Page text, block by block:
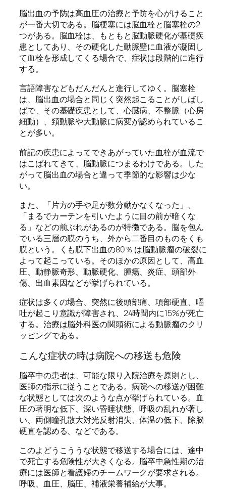
脳出血の予防は高血圧の治療と予防を心がけること
が一番大切である。脳梗塞には脳血栓と脳塞栓の2
つがある。脳血栓は、もともと脳動脈硬化が基礎疾
患としてあり、その硬化した動脈壁に血液が凝固し
て血栓を形成してくる場合で、症状は段階的に進行
する。
言語障害などもだんだんと進行してゆく。脳塞栓
は、脳出血の場合と同じく突然起こることがしばし
ばで、その基礎疾患として、心臓病、不整脈（心房
細動）、頚動脈や大動脈に病変が認められているこ
とが多い。
前記の疾患によってできあがっていた血栓が血流で
はこばれてきて、脳動脈につまるわけである。した
がって脳出血の場合と違って季節的な影響は少な
い。
また、「片方の手や足が数分動かなくなった」、
「まるでカーテンを引いたように目の前が暗くな
る」などの前ぶれがあるのが特徴である。脳を包ん
でいる三層の膜のうち、外から二番目のものをくも
膜という。くも膜下出血の80％ は脳動脈瘤の破裂に
よって起こっている。そのほかの原因として、高血
圧、動静脈奇形、動脈硬化、腫瘍、炎症、頭部外
傷、出血素因などが挙げられている。
症状は多くの場合、突然に後頭部痛、項部硬直、嘔
吐が起こり意識が障害され、24時間内に15%が死亡
する。治療は脳外科医の関頭術による動脈瘤のクリ
ッピングである。
こんな症状の時は病院への移送も危険
脳卒中の患者は、可能な限り入院治療を原則とし、
医師の指示に従うことである。病院への移送が困難
な状態としては次のような点が挙げられている。血
圧の著明な低下、深い昏睡状態、呼吸の乱れが著し
い、両側瞳孔散大対光反射消失、体温の低下、除脳
硬直を認める、などである。
このよどうこううな状態で移送する場合には、途中
で死亡する危険性が大きくなる。脳卒中急性期の治
療には医師と看護婦のチームワークが要求される。
呼吸、血圧、脳圧、補液栄養補給が大事。